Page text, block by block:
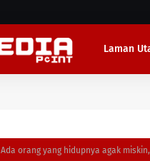
Laman
Ada orang yang hidupnya agak